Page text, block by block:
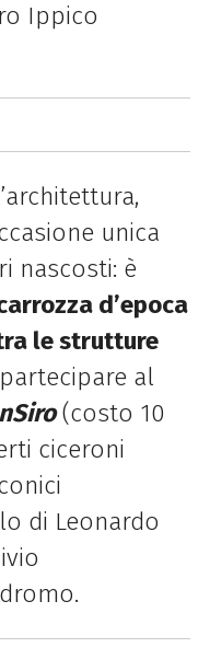
Ippico
unica
nascosti: è
d’epoca
le strutture
al
(costo 10
ciceroni
di Leonardo